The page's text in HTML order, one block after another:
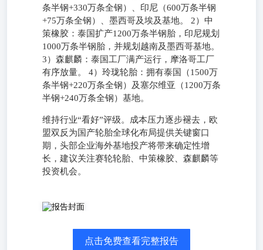
条半钢+330万条全钢）、印尼（600万条半钢
+75万条全钢）、墨西哥及埃及基地。 2）中
策橡胶：泰国扩产1200万条半钢胎，印尼规划
1000万条半钢胎，并规划越南及墨西哥基地。
3）森麒麟：泰国工厂满产运行，摩洛哥工厂
有序放量。 4）玲珑轮胎：拥有泰国（1500万
条半钢+220万条全钢）及塞尔维亚（1200万条
半钢+240万条全钢）基地。
维持行业“看好”评级。成本压力逐步褪去，欧
盟双反为国产轮胎全球化布局提供关键窗口
期，头部企业海外基地投产将带来确定性增
长，建议关注赛轮轮胎、中策橡胶、森麒麟等
投资机会。
欧盟反倾销终裁落地，头部企业出海稳步推进。2026年7
他合作企业、山东永盛及全国其他企业的反倾销税率分别为
4.3%/24.4%/45.3%，且欧盟对华进口半钢胎的反补贴调查亦
点击免费查看完整报告